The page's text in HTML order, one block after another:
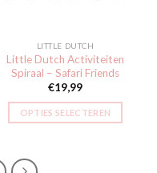
LITTLE DUTCH
Little Dutch Activiteiten
Spiraal – Safari Friends
€19,99
OPTIES SELECTEREN